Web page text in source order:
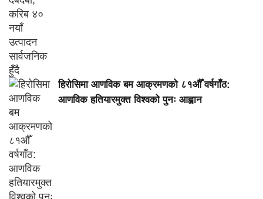
हिरोसिमा आणविक बम आक्रमणको ८१औँ वर्षगाँठ:
आणविक हतियारमुक्त विश्वको पुनः आह्वान